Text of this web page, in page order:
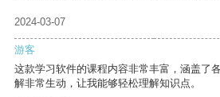
2024-03-07
游客
这款学习软件的课程内容非常丰富，涵盖了
解非常生动，让我能够轻松理解知识点。